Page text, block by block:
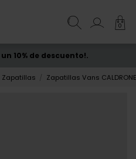
0
desde 50€
10% de descuento!.
Zapatillas Zapatillas Vans